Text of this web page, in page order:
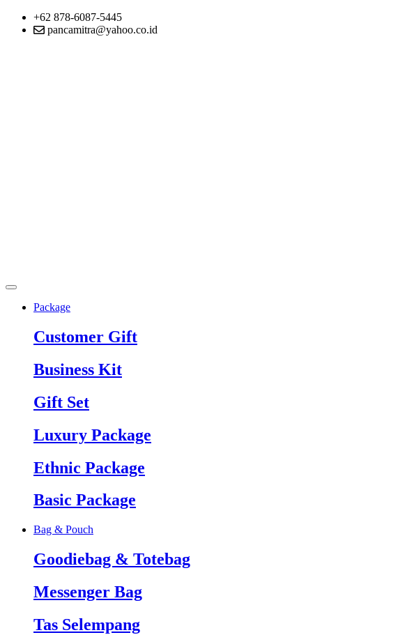
+62 878-6087-5445
pancamitra@yahoo.co.id
Package
Customer Gift
Business Kit
Gift Set
Luxury Package
Ethnic Package
Basic Package
Bag & Pouch
Goodiebag & Totebag
Messenger Bag
Tas Selempang